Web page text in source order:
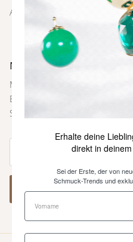
AGBs
Newsletter
Melde dich bei unserem
Erste über neue Farben und
Styling-Tipps und weitere
ABONNIEREN
Erhalte deine
direkt in
Sei der Erste, der von
Schmuck-Trends und